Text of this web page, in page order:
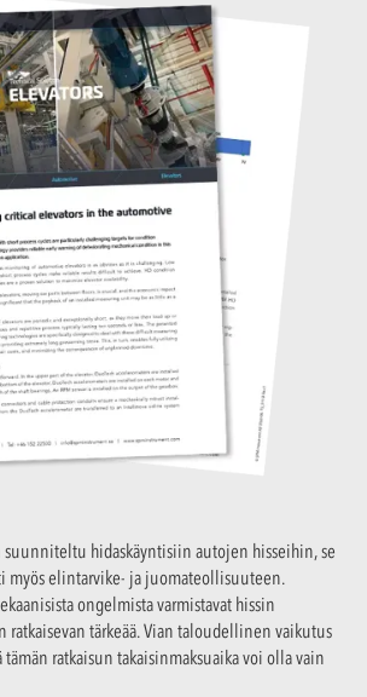
suunniteltu hidaskäyntisiin autojen hisseihin, se
myös elintarvike- ja juomateollisuuteen.
ongelmista varmistavat hissin
ratkaisevan tärkeää. Vian taloudellinen vaikutus
ratkaisun takaisinmaksuaika voi olla vain